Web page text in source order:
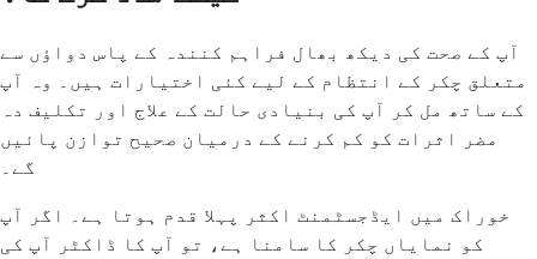
آپ کے صحت کی دیکھ بھال فراہم کنندہ کے پاس دواؤں سے
متعلق چکر کے انتظام کے لیے کئی اختیارات ہیں۔ وہ آپ
کے ساتھ مل کر آپ کی بنیادی حالت کے علاج اور تکلیف دہ
مضر اثرات کو کم کرنے کے درمیان صحیح توازن پائیں
گے۔
خوراک میں ایڈجسٹمنٹ اکثر پہلا قدم ہوتا ہے۔ اگر آپ
کو نمایاں چکر کا سامنا ہے، تو آپ کا ڈاکٹر آپ کی